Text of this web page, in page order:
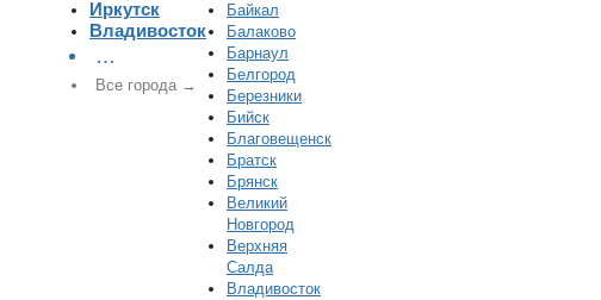
Иркутск
Владивосток
…
Все города →
Байкал
Балаково
Барнаул
Белгород
Березники
Бийск
Благовещенск
Братск
Брянск
Великий
Новгород
Верхняя
Салда
Владивосток